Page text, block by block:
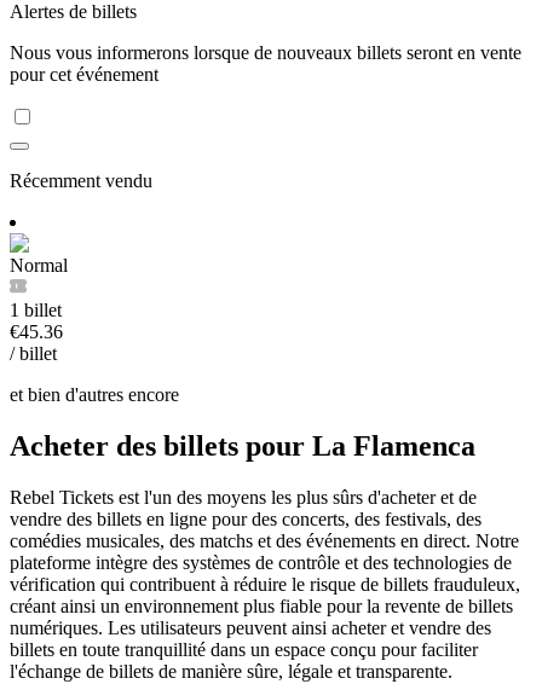
Alertes de billets
Nous vous informerons lorsque de nouveaux billets seront en vente
pour cet événement
Récemment vendu
Normal
1 billet
€45.36
/ billet
et bien d'autres encore
Acheter des billets pour La Flamenca
Rebel Tickets est l'un des moyens les plus sûrs d'acheter et de
vendre des billets en ligne pour des concerts, des festivals, des
comédies musicales, des matchs et des événements en direct. Notre
plateforme intègre des systèmes de contrôle et des technologies de
vérification qui contribuent à réduire le risque de billets frauduleux,
créant ainsi un environnement plus fiable pour la revente de billets
numériques. Les utilisateurs peuvent ainsi acheter et vendre des
billets en toute tranquillité dans un espace conçu pour faciliter
l'échange de billets de manière sûre, légale et transparente.